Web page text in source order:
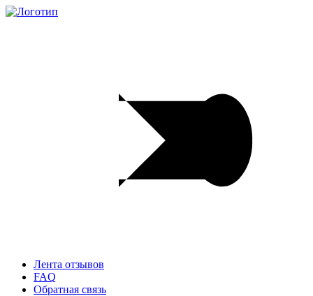
Лента отзывов
FAQ
Обратная связь